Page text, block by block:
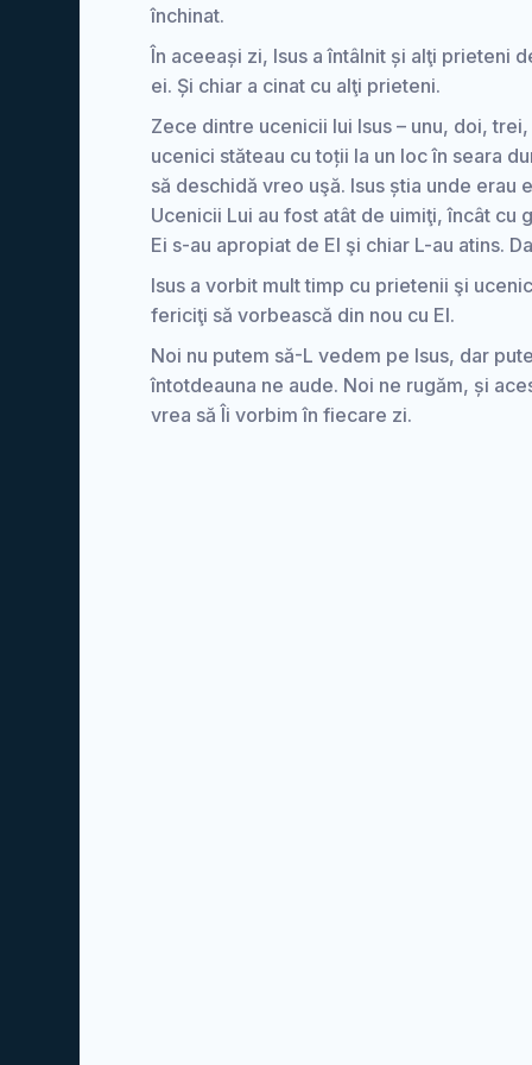
închinat.
În aceeași zi, Isus a întâlnit și alţi prieteni
ei. Și chiar a cinat cu alţi prieteni.
Zece dintre ucenicii lui Isus – unu, doi,
ucenici stăteau cu toții la un loc în seara
să deschidă vreo uşă. Isus știa unde erau
Ucenicii Lui au fost atât de uimiţi, încât cu
Ei s-au apropiat de El şi chiar L-au atins.
Isus a vorbit mult timp cu prietenii şi
fericiţi să vorbească din nou cu El.
Noi nu putem să-L vedem pe Isus, dar
întotdeauna ne aude. Noi ne rugăm, și
vrea să Îi vorbim în fiecare zi.